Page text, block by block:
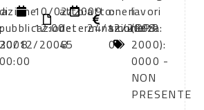
pubblicazione:
30/12/2008
00:00
10/02/2009
12:00
atto:
determinazione
45
atto:
24/12/2008
oneri
sicurezza:
0
lavori
(DPR
2000):
0000 -
NON
PRESENTE